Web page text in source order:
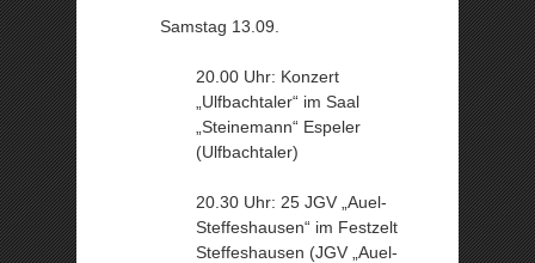
Samstag 13.09.
20.00 Uhr: Konzert
„Ulfbachtaler“ im Saal
„Steinemann“ Espeler
(Ulfbachtaler)
20.30 Uhr: 25 JGV „Auel-
Steffeshausen“ im Festzelt
Steffeshausen (JGV „Auel-